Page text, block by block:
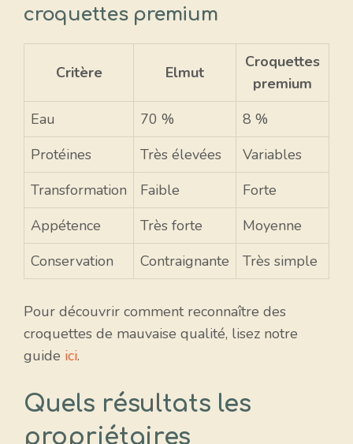
croquettes premium
Critère Elmut
Croquettes
premium
Eau
70 %
8 %
Protéines
Très élevées
Variables
Transformation
Faible
Forte
Appétence
Très forte
Moyenne
Conservation
Contraignante Très simple
Pour découvrir comment reconnaître des
croquettes de mauvaise qualité, lisez notre
guide ici.
Quels résultats les
propriétaires